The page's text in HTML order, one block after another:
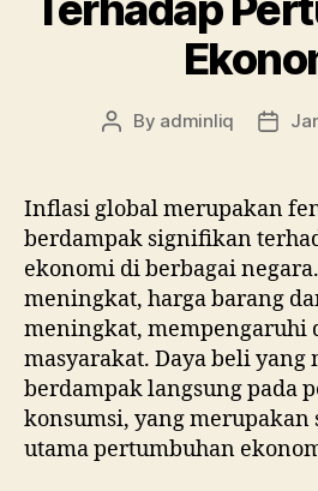
Post
By adminliq
Post
Inflasi global merupakan
berdampak signifikan
ekonomi di berbagai
meningkat, harga barang
meningkat, mempengaruhi
masyarakat. Daya beli yang
berdampak langsung pada
konsumsi, yang merupakan
utama pertumbuhan